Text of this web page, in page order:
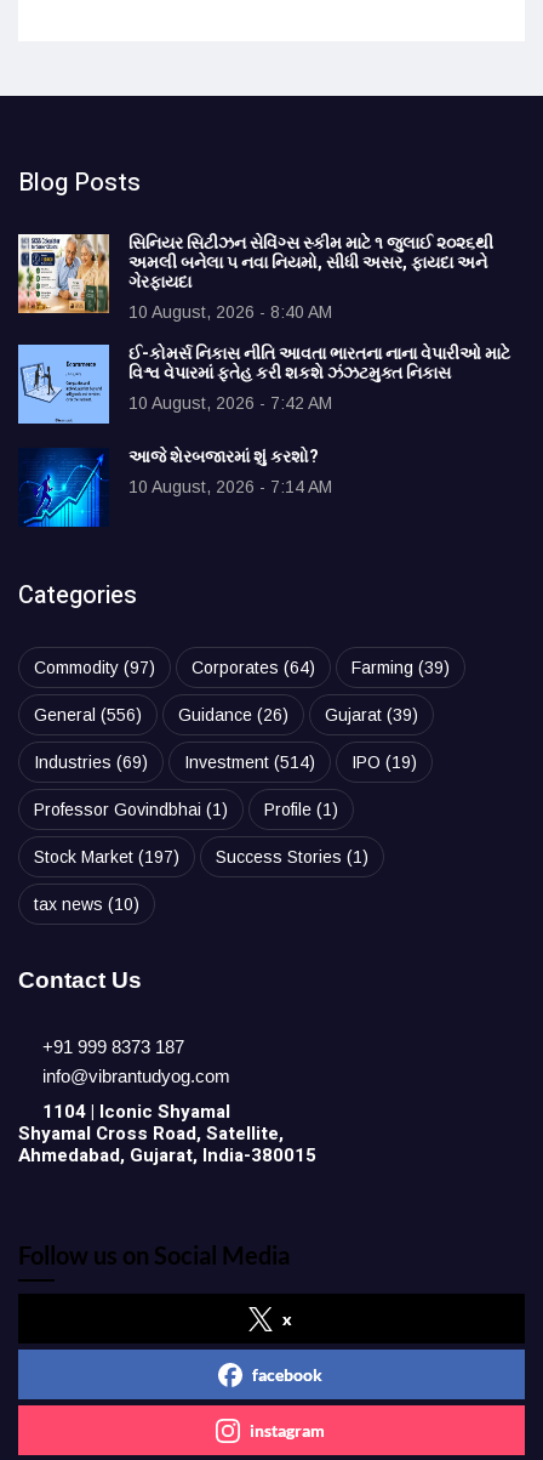
Blog Posts
સિનિયર સિટીઝન સેવિંગ્સ સ્કીમ માટે ૧ જુલાઈ ૨૦૨૬થી
અમલી બનેલા ૫ નવા નિયમો, સીધી અસર, ફાયદા અને
ગેરફાયદા
10 August, 2026 - 8:40 AM
ઈ-કોમર્સ નિકાસ નીતિ આવતા ભારતના નાના વેપારીઓ માટે
વિશ્વ વેપારમાં ફતેહ કરી શકશે ઝંઝટમુક્ત નિકાસ
10 August, 2026 - 7:42 AM
આજે શેરબજારમાં શું કરશો?
10 August, 2026 - 7:14 AM
Categories
Commodity (97) Corporates (64) Farming (39)
General (556) Guidance (26) Gujarat (39)
Industries (69) Investment (514) IPO (19)
Professor Govindbhai (1) Profile (1)
Stock Market (197) Success Stories (1)
tax news (10)
Contact Us
+91 999 8373 187
info@vibrantudyog.com
1104 | Iconic Shyamal
Shyamal Cross Road, Satellite,
Ahmedabad, Gujarat, India-380015
Follow us on Social Media
x
facebook
instagram